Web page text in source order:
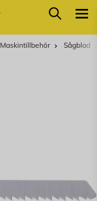
Sök
Maskintillbehör Sågblad